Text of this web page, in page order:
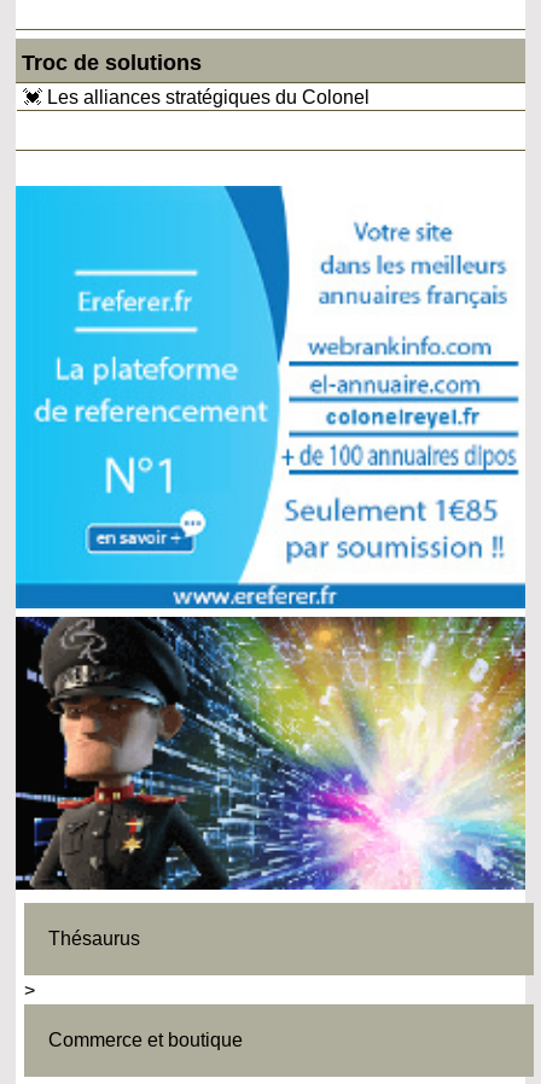
Troc de solutions
💓 Les alliances stratégiques du Colonel
Thésaurus
>
Commerce et boutique